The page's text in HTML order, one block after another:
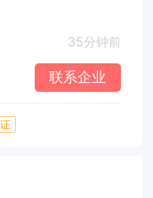
35分钟前
联系企业